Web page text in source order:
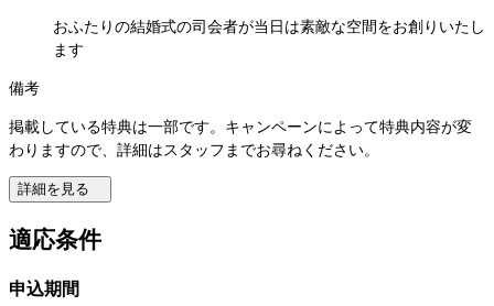
おふたりの結婚式の司会者が当日は素敵な空間をお創りいたし
ます
備考
掲載している特典は一部です。キャンペーンによって特典内容が変
わりますので、詳細はスタッフまでお尋ねください。
詳細を見る
適応条件
申込期間